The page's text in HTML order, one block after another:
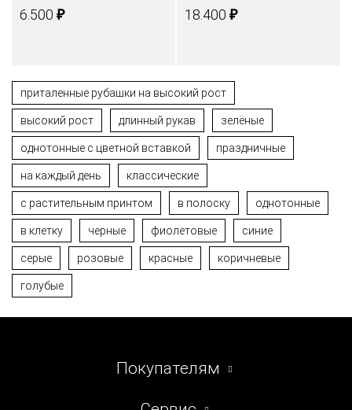
6.500 ₽ 18.400 ₽
приталенные рубашки на высокий рост
высокий рост длинный рукав зелёные
однотонные с цветной вставкой праздничные
на каждый день классические
с растительным принтом в полоску однотонные
в клетку черные фиолетовые синие
серые розовые красные коричневые
голубые
Покупателям